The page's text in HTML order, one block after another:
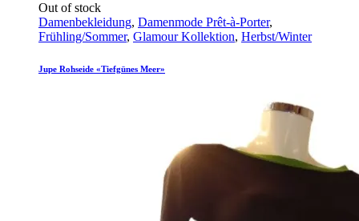
Out of stock
Damenbekleidung, Damenmode Prêt-à-Porter,
Frühling/Sommer, Glamour Kollektion, Herbst/Winter
Jupe Rohseide «Tiefgünes Meer»